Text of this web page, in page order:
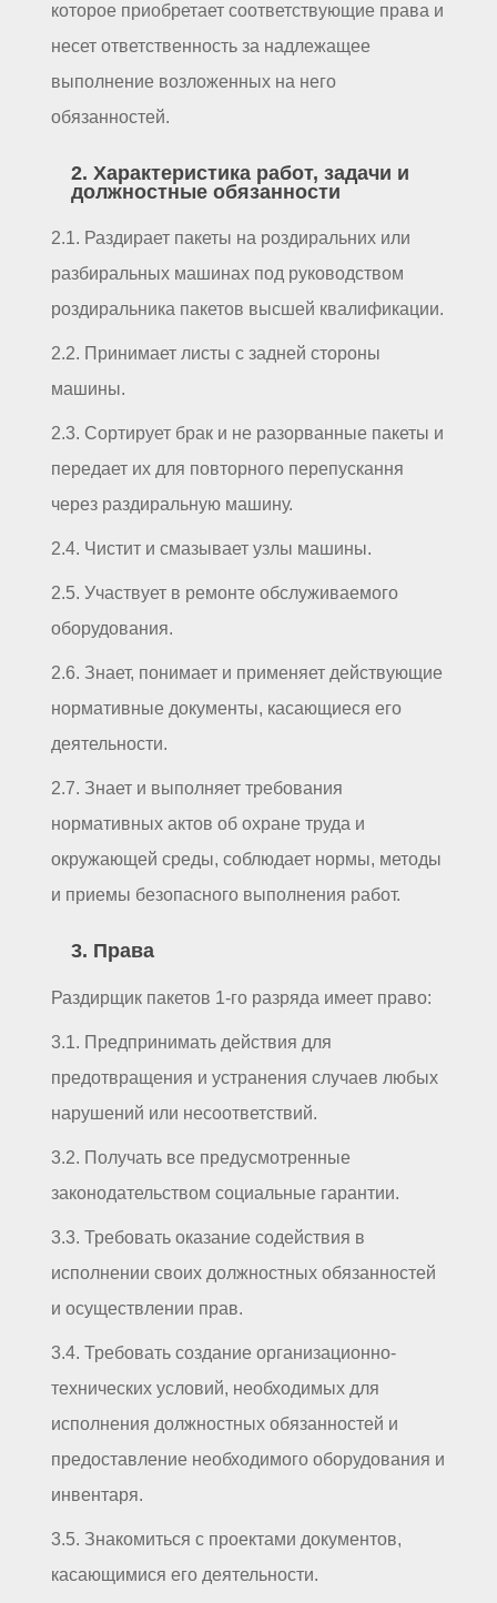
которое приобретает соответствующие права и
несет ответственность за надлежащее
выполнение возложенных на него
обязанностей.
2. Характеристика работ, задачи и
должностные обязанности
2.1. Раздирает пакеты на роздиральних или
разбиральных машинах под руководством
роздиральника пакетов высшей квалификации.
2.2. Принимает листы с задней стороны
машины.
2.3. Сортирует брак и не разорванные пакеты и
передает их для повторного перепускання
через раздиральную машину.
2.4. Чистит и смазывает узлы машины.
2.5. Участвует в ремонте обслуживаемого
оборудования.
2.6. Знает, понимает и применяет действующие
нормативные документы, касающиеся его
деятельности.
2.7. Знает и выполняет требования
нормативных актов об охране труда и
окружающей среды, соблюдает нормы, методы
и приемы безопасного выполнения работ.
3. Права
Раздирщик пакетов 1-го разряда имеет право:
3.1. Предпринимать действия для
предотвращения и устранения случаев любых
нарушений или несоответствий.
3.2. Получать все предусмотренные
законодательством социальные гарантии.
3.3. Требовать оказание содействия в
исполнении своих должностных обязанностей
и осуществлении прав.
3.4. Требовать создание организационно-
технических условий, необходимых для
исполнения должностных обязанностей и
предоставление необходимого оборудования и
инвентаря.
3.5. Знакомиться с проектами документов,
касающимися его деятельности.